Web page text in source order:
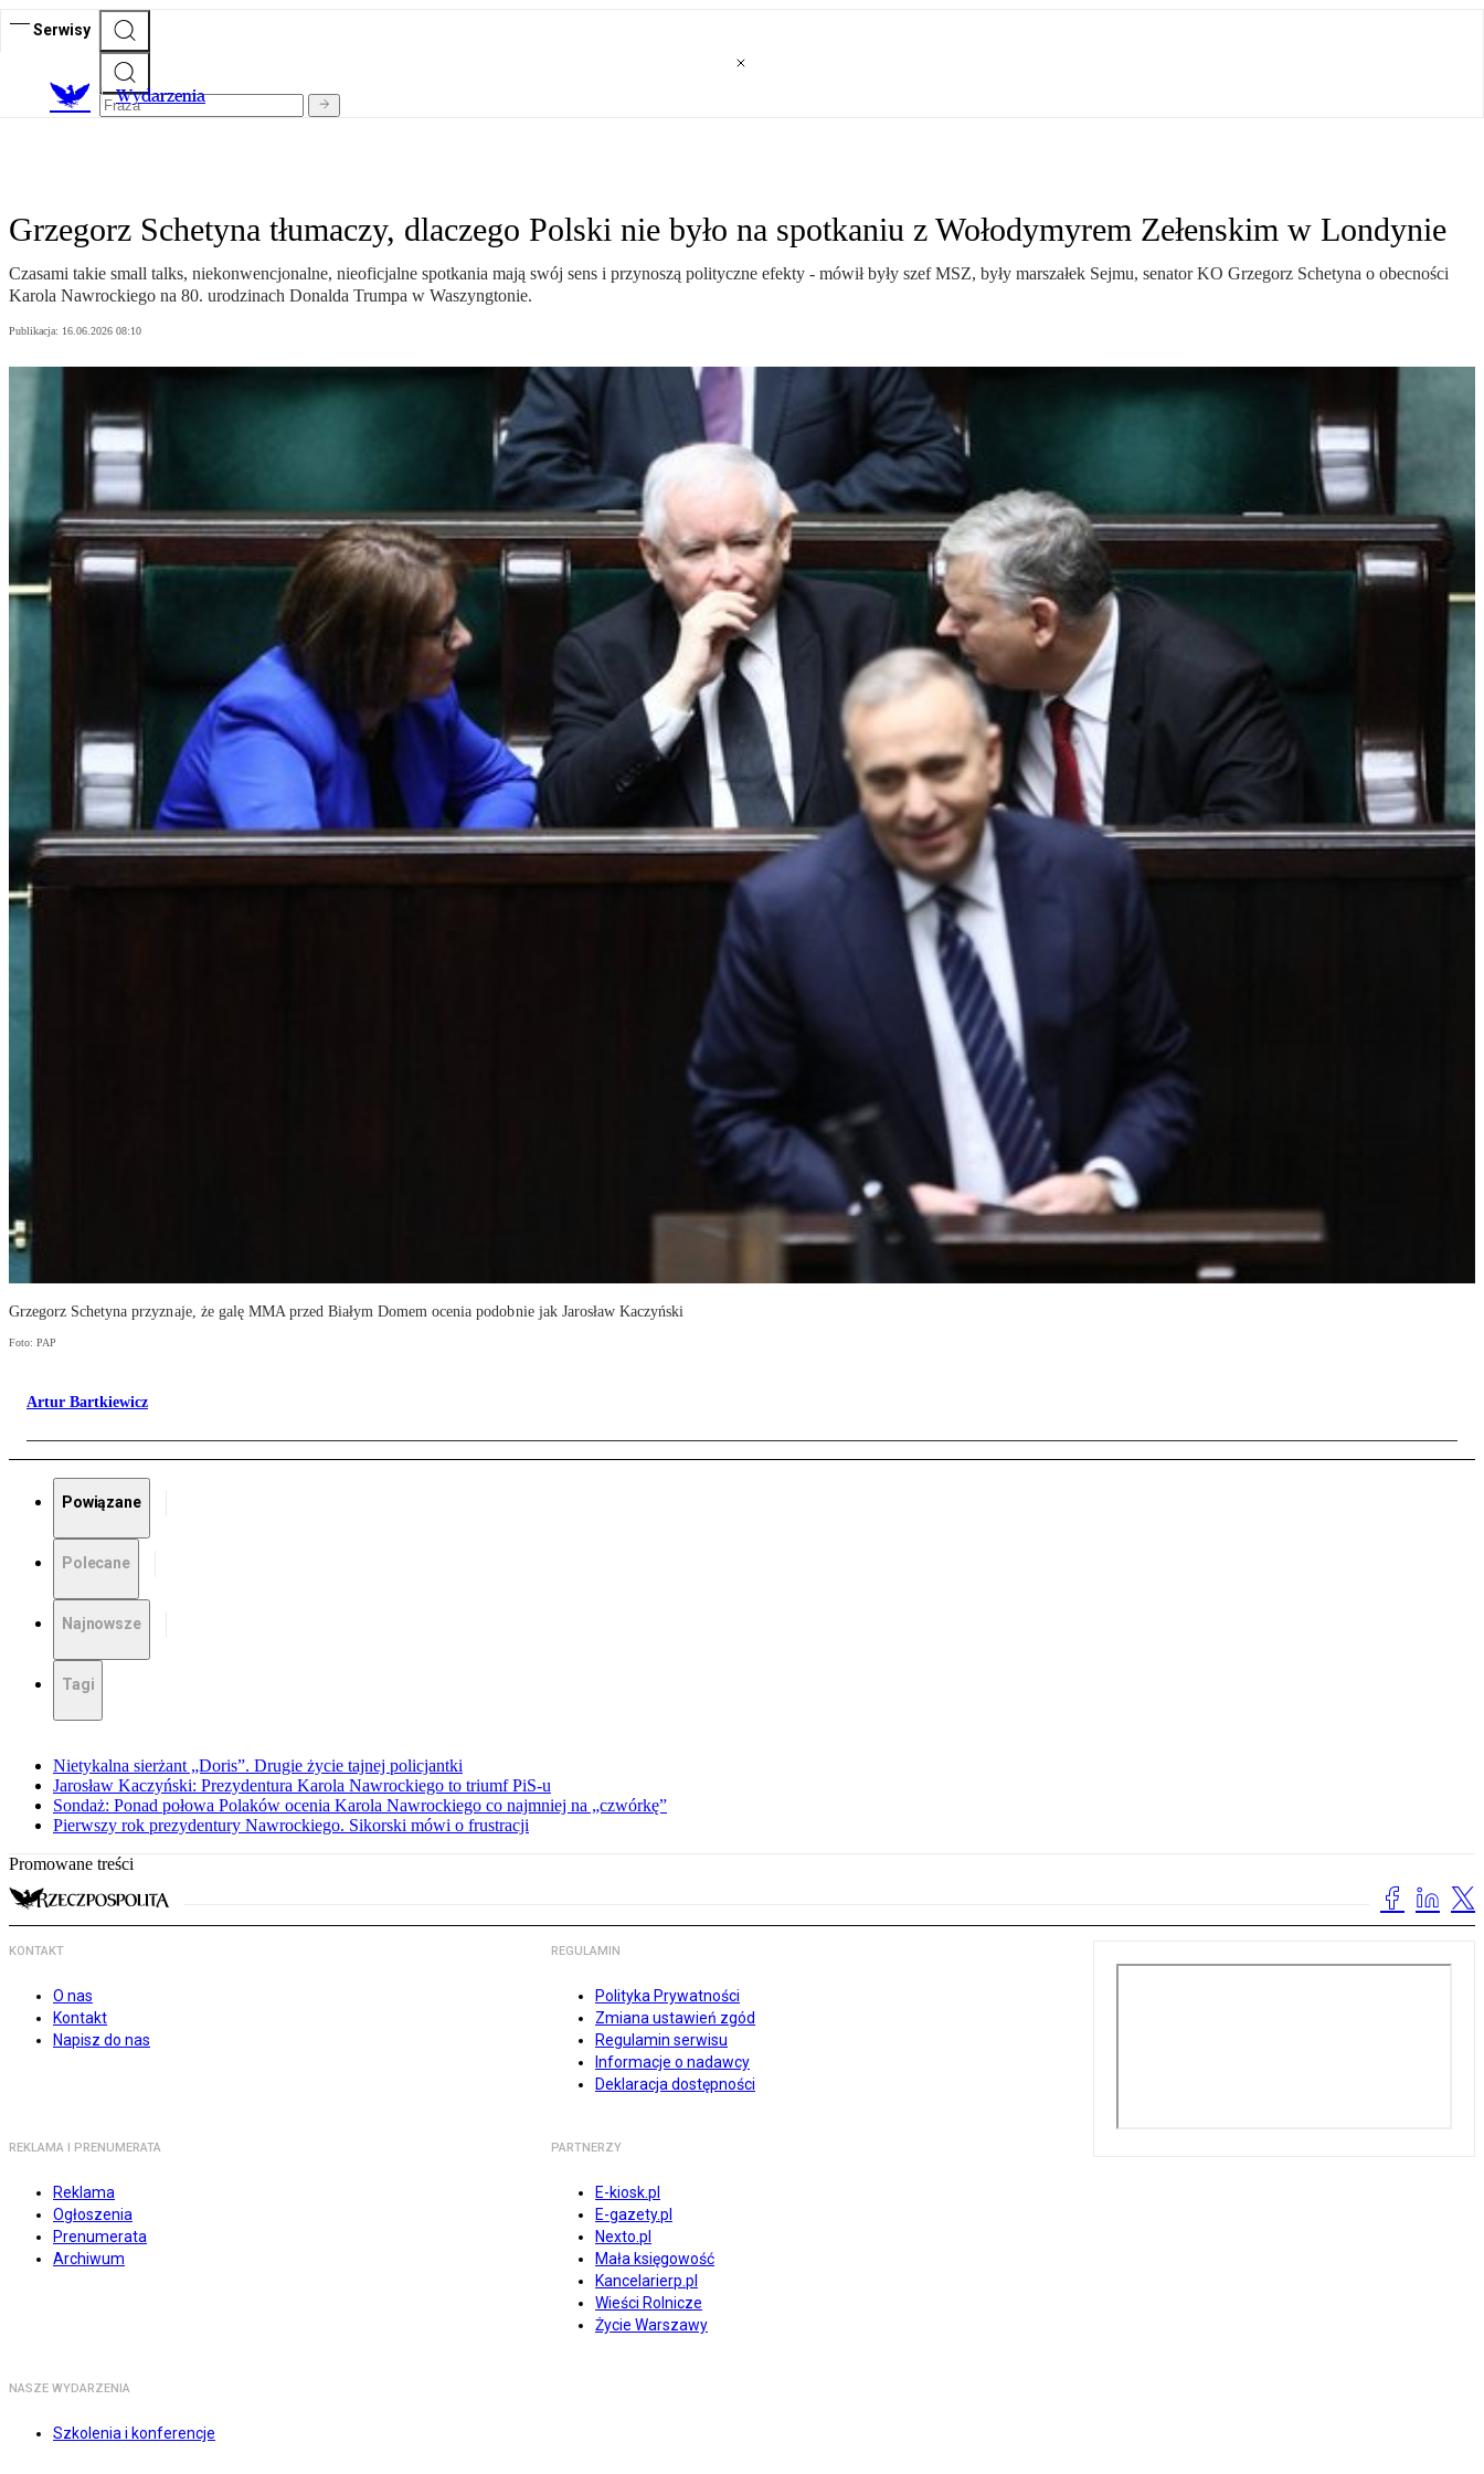
Serwisy
Wydarzenia
Grzegorz Schetyna tłumaczy, dlaczego Polski nie było na spotkaniu z Wołodymyrem Zełenskim w Londynie
Czasami takie small talks, niekonwencjonalne, nieoficjalne spotkania mają swój sens i przynoszą polityczne efekty - mówił były szef MSZ, były marszałek Sejmu, senator KO Grzegorz Schetyna o obecności
Karola Nawrockiego na 80. urodzinach Donalda Trumpa w Waszyngtonie.
Publikacja: 16.06.2026 08:10
Grzegorz Schetyna przyznaje, że galę MMA przed Białym Domem ocenia podobnie jak Jarosław Kaczyński
Foto: PAP
Artur Bartkiewicz
Powiązane
Polecane
Najnowsze
Tagi
Nietykalna sierżant „Doris”. Drugie życie tajnej policjantki
Jarosław Kaczyński: Prezydentura Karola Nawrockiego to triumf PiS-u
Sondaż: Ponad połowa Polaków ocenia Karola Nawrockiego co najmniej na „czwórkę”
Pierwszy rok prezydentury Nawrockiego. Sikorski mówi o frustracji
Promowane treści
KONTAKT
O nas
Kontakt
Napisz do nas
REGULAMIN
Polityka Prywatności
Zmiana ustawień zgód
Regulamin serwisu
Informacje o nadawcy
Deklaracja dostępności
REKLAMA I PRENUMERATA
Reklama
Ogłoszenia
Prenumerata
Archiwum
PARTNERZY
E-kiosk.pl
E-gazety.pl
Nexto.pl
Mała księgowość
Kancelarierp.pl
Wieści Rolnicze
Życie Warszawy
NASZE WYDARZENIA
Szkolenia i konferencje